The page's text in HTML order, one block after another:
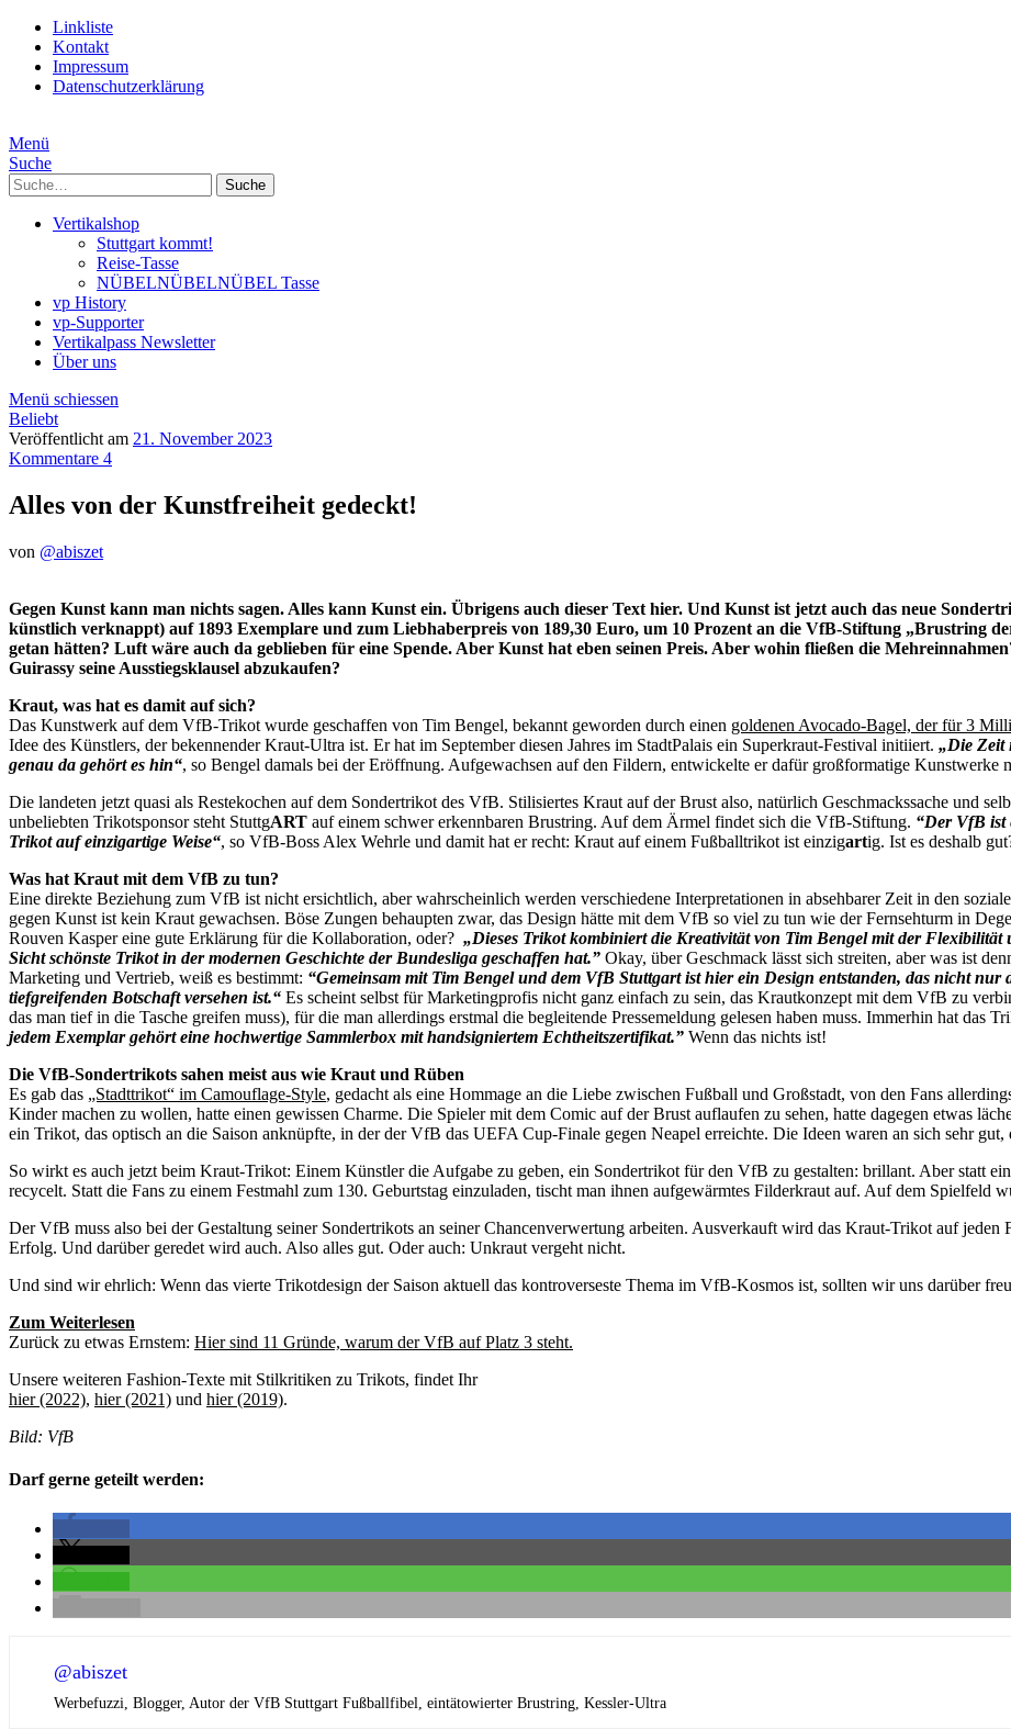
Linkliste
Kontakt
Impressum
Datenschutzerklärung
Menü
Suche
Suche
Vertikalshop
Stuttgart kommt!
Reise-Tasse
NÜBELNÜBELNÜBEL Tasse
vp History
vp-Supporter
Vertikalpass Newsletter
Über uns
Menü schiessen
Beliebt
Veröffentlicht am 21. November 2023
Kommentare 4
Alles von der Kunstfreiheit gedeckt!
von @abiszet
Gegen Kunst kann man nichts sagen. Alles kann Kunst ein. Übrigens auch dieser Text hier. Und Kunst ist jetzt auch das neue
künstlich verknappt) auf 1893 Exemplare und zum Liebhaberpreis von 189,30 Euro, um 10 Prozent an die VfB-Stiftung „Brustring
getan hätten? Luft wäre auch da geblieben für eine Spende. Aber Kunst hat eben seinen Preis. Aber wohin fließen die
Guirassy seine Ausstiegsklausel abzukaufen?
Kraut, was hat es damit auf sich?
Das Kunstwerk auf dem VfB-Trikot wurde geschaffen von Tim Bengel, bekannt geworden durch einen goldenen Avocado-Bagel, der für 3
Idee des Künstlers, der bekennender Kraut-Ultra ist. Er hat im September diesen Jahres im StadtPalais ein Superkraut-Festival initiiert. „Die Zeit
genau da gehört es hin“, so Bengel damals bei der Eröffnung. Aufgewachsen auf den Fildern, entwickelte er dafür großformatige Kunstwerke
Die landeten jetzt quasi als Restekochen auf dem Sondertrikot des VfB. Stilisiertes Kraut auf der Brust also, natürlich Geschmackssache und
unbeliebten Trikotsponsor steht StuttgART auf einem schwer erkennbaren Brustring. Auf dem Ärmel findet sich die VfB-Stiftung. “Der VfB ist
Trikot auf einzigartige Weise“, so VfB-Boss Alex Wehrle und damit hat er recht: Kraut auf einem Fußballtrikot ist einzigartig. Ist es deshalb
Was hat Kraut mit dem VfB zu tun?
Eine direkte Beziehung zum VfB ist nicht ersichtlich, aber wahrscheinlich werden verschiedene Interpretationen in absehbarer Zeit in den
gegen Kunst ist kein Kraut gewachsen. Böse Zungen behaupten zwar, das Design hätte mit dem VfB so viel zu tun wie der Fernsehturm in
Rouven Kasper eine gute Erklärung für die Kollaboration, oder? „Dieses Trikot kombiniert die Kreativität von Tim Bengel mit der
Sicht schönste Trikot in der modernen Geschichte der Bundesliga geschaffen hat.” Okay, über Geschmack lässt sich streiten, aber was ist
Marketing und Vertrieb, weiß es bestimmt: “Gemeinsam mit Tim Bengel und dem VfB Stuttgart ist hier ein Design entstanden, das nicht
tiefgreifenden Botschaft versehen ist.“ Es scheint selbst für Marketingprofis nicht ganz einfach zu sein, das Krautkonzept mit dem VfB zu
das man tief in die Tasche greifen muss), für die man allerdings erstmal die begleitende Pressemeldung gelesen haben muss. Immerhin hat das
jedem Exemplar gehört eine hochwertige Sammlerbox mit handsigniertem Echtheitszertifikat.” Wenn das nichts ist!
Die VfB-Sondertrikots sahen meist aus wie Kraut und Rüben
Es gab das „Stadttrikot“ im Camouflage-Style, gedacht als eine Hommage an die Liebe zwischen Fußball und Großstadt, von den Fans
Kinder machen zu wollen, hatte einen gewissen Charme. Die Spieler mit dem Comic auf der Brust auflaufen zu sehen, hatte dagegen etwas
ein Trikot, das optisch an die Saison anknüpfte, in der der VfB das UEFA Cup-Finale gegen Neapel erreichte. Die Ideen waren an sich sehr
So wirkt es auch jetzt beim Kraut-Trikot: Einem Künstler die Aufgabe zu geben, ein Sondertrikot für den VfB zu gestalten: brillant. Aber statt
recycelt. Statt die Fans zu einem Festmahl zum 130. Geburtstag einzuladen, tischt man ihnen aufgewärmtes Filderkraut auf. Auf dem Spielfeld
Der VfB muss also bei der Gestaltung seiner Sondertrikots an seiner Chancenverwertung arbeiten. Ausverkauft wird das Kraut-Trikot auf jeden
Erfolg. Und darüber geredet wird auch. Also alles gut. Oder auch: Unkraut vergeht nicht.
Und sind wir ehrlich: Wenn das vierte Trikotdesign der Saison aktuell das kontroverseste Thema im VfB-Kosmos ist, sollten wir uns darüber
Zum Weiterlesen
Zurück zu etwas Ernstem: Hier sind 11 Gründe, warum der VfB auf Platz 3 steht.
Unsere weiteren Fashion-Texte mit Stilkritiken zu Trikots, findet Ihr
hier (2022), hier (2021) und hier (2019).
Bild: VfB
Darf gerne geteilt werden:
@abiszet
Werbefuzzi, Blogger, Autor der VfB Stuttgart Fußballfibel, eintätowierter Brustring, Kessler-Ultra